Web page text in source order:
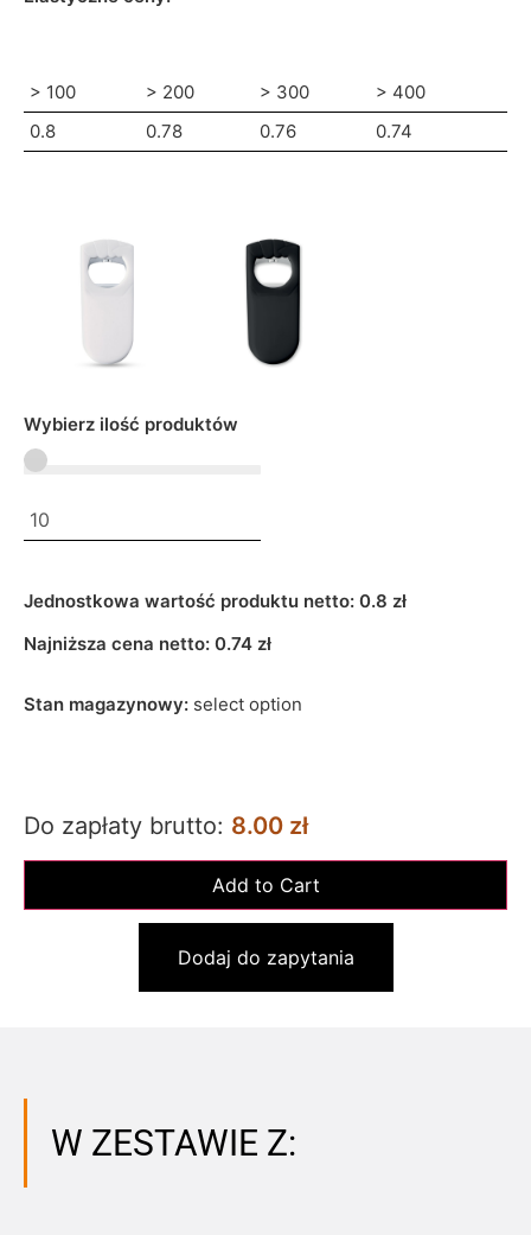
> 100 > 200 > 300
> 400
0.8
0.78 0.76 0.74
Wybierz ilość produktów
Jednostkowa wartość produktu netto: 0.8 zł
Najniższa cena netto: 0.74 zł
Stan magazynowy: select option
Do zapłaty brutto: 8.00 zł
Dodaj do zapytania
W ZESTAWIE Z: